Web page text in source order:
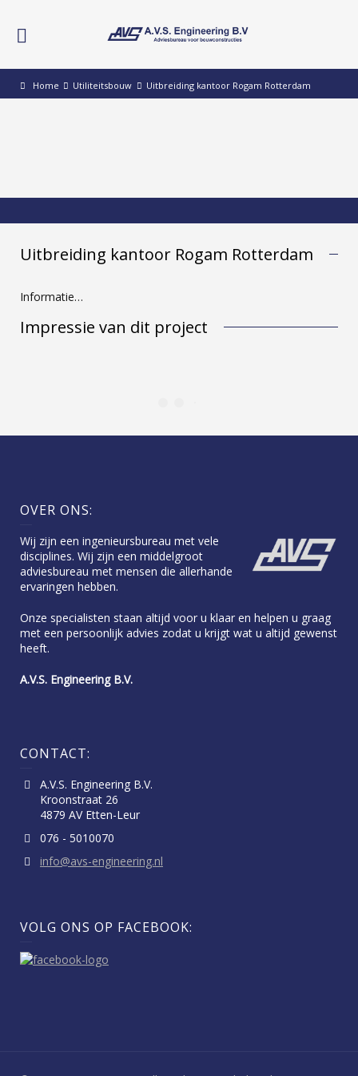
Home Utiliteitsbouw Uitbreiding kantoor Rogam Rotterdam
Uitbreiding kantoor Rogam Rotterdam
Informatie…
Impressie van dit project
OVER ONS:
Wij zijn een ingenieursbureau met vele
disciplines. Wij zijn een middelgroot
adviesbureau met mensen die allerhande
ervaringen hebben.
Onze specialisten staan altijd voor u klaar en helpen u graag
met een persoonlijk advies zodat u krijgt wat u altijd gewenst
heeft.
A.V.S. Engineering B.V.
CONTACT:
A.V.S. Engineering B.V.
Kroonstraat 26
4879 AV Etten-Leur
076 - 5010070
info@avs-engineering.nl
VOLG ONS OP FACEBOOK: